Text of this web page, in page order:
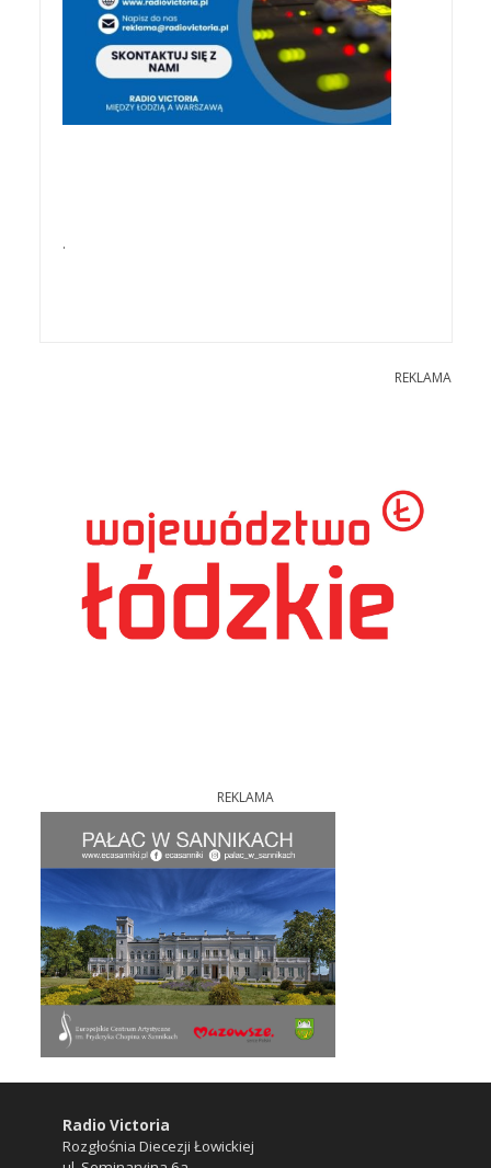
.
REKLAMA
REKLAMA
Radio Victoria
Rozgłośnia Diecezji Łowickiej